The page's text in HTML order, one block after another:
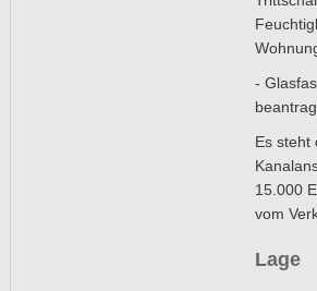
-
Es steht
15.000
vom
Lage